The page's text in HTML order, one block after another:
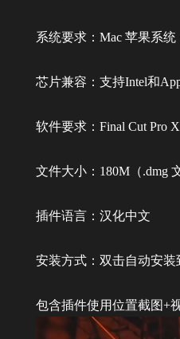
系统要求：Mac 苹果系统
芯片兼容：支持Intel和
软件要求：Final Cut Pro
文件大小：180M（.dmg
插件语言：汉化中文
安装方式：双击自动安装
包含插件使用位置截图+